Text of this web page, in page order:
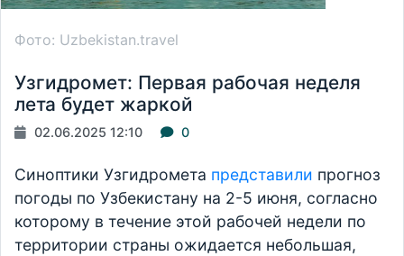
Фото: Uzbekistan.travel
Узгидромет: Первая рабочая неделя
лета будет жаркой
02.06.2025 12:10 0
Синоптики Узгидромета представили прогноз
погоды по Узбекистану на 2-5 июня, согласно
которому в течение этой рабочей недели по
территории страны ожидается небольшая,